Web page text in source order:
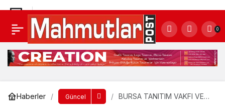
0
Haberler Güncel
BURSA TANITIM VAKFI VE
Mahmutlar’ı yasa boğan ölüm
Yorum Yap Paylaş